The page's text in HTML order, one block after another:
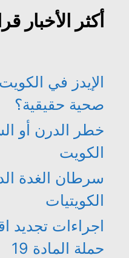
أكثر الأخبار
الإيدز في
صحية حقيقية؟
خطر الدرن أو
الكويت
سرطان الغدة
الكويتيات
اجراءات تجديد
حملة المادة 19